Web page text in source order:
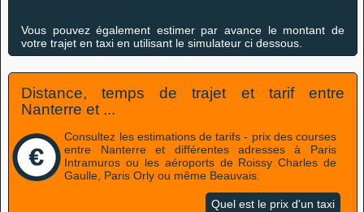
Vous pouvez également estimer par avance le montant de
votre trajet en taxi en utilisant le simulateur ci dessous.
Distance, temps de trajet et tarif entre
Nanterre et ...
Consultez les estimations de tarifs - prix des courses
entre Nanterre et différentes adresses à Paris
Intramuros ou les aéroports de Roissy Charles de
Gaulle, Paris Orly ou même Beauvais.
Quel est le prix d'un taxi